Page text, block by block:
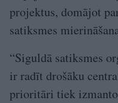
projektus, domājot
satiksmes
“Siguldā satiksmes
ir radīt drošāku
prioritāri tiek